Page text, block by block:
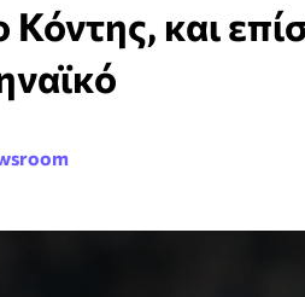
Κόντης, και